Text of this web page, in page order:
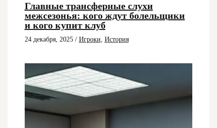
Главные трансферные слухи
межсезонья: кого ждут болельщики
и кого купит клуб
24 декабря, 2025 / Игроки, История